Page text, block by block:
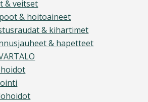
& veitset
& hoitoaineet
& kihartimet
& hapetteet